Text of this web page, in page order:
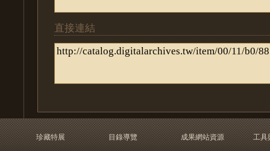
直接連結
珍藏特展
目錄導覽
成果網站資源
工具